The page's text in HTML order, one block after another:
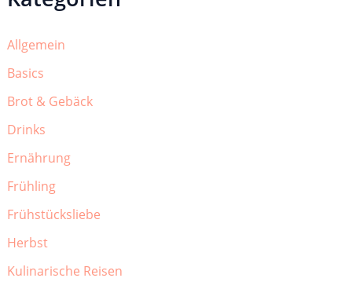
Allgemein
Basics
Brot & Gebäck
Drinks
Ernährung
Frühling
Frühstücksliebe
Herbst
Kulinarische Reisen